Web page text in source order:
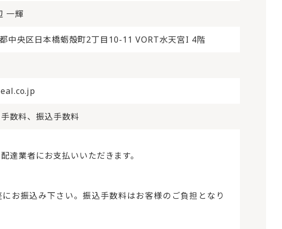
一輝
央区日本橋蛎殻町2丁目10-11 VORT水天宮I 4階
数料、振込手数料
達業者にお支払いいただきます。
お振込み下さい。振込手数料はお客様のご負担となり